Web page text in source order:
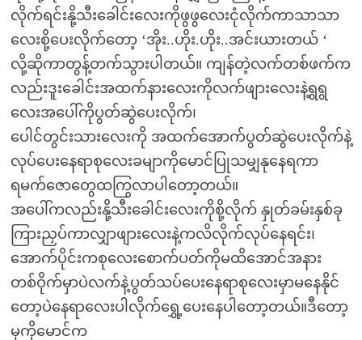
လိုက်ရင်းနို့သီးခေါင်းလေးကိုဖွဖွလေးငုံလိုက်ကာသာသာ
လေးစို့ပေးလိုက်တော့ ‘အိုး..ဟိုး.ဟိုး..အင်းယားတယ် ‘
လို့ဆိုကာတွန့်တက်သွားပါတယ်။ ကျန်တဲ့လက်တစ်ဖက်က
လည်းဒူးခေါင်းအထက်နားလေးကိုလက်ဖျားလေးနဲ့ရွရွ
လေးအပေါ်ကိုပွတ်ဆွဲပေးလိုက်၊
ပေါင်တွင်းသားလေးကို အထက်အောက်ပွတ်ဆွဲပေးလိုက်နဲ့
လုပ်ပေးနေရာစုလေးခမျာကိုမောင်ပြုသမျှနုနေရကာ
ရမက်ဇောတွေထကြွလာပါတော့တယ်။
အပေါ်ကလည်းနို့သီးခေါင်းလေးကိုစို့လိုက် နှုတ်ခမ်းနှစ်ခု
ကြားညှပ်ကာလျှာဖျားလေးနဲ့ကလိလိုက်လုပ်နေရင်း၊
အောက်ပိုင်းကစုလေးစောက်ပတ်ကိုမထိအောင်အနား
တစ်ဝိုက်မှာပဲလက်နဲ့ပွတ်သပ်ပေးနေရာစုလေးမှာမနေနိုင်
တော့ပဲနေရာလေးပါလိုက်ရွှေ့ပေးနေပါတော့တယ်။ဒီတော့
မှကိုမောင်က